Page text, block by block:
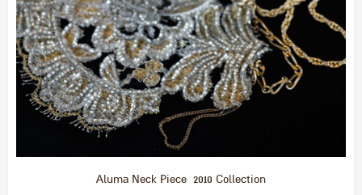
Aluma Neck Piece 2010 Collection